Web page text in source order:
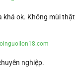
ok. Không mùi
nghiệp.